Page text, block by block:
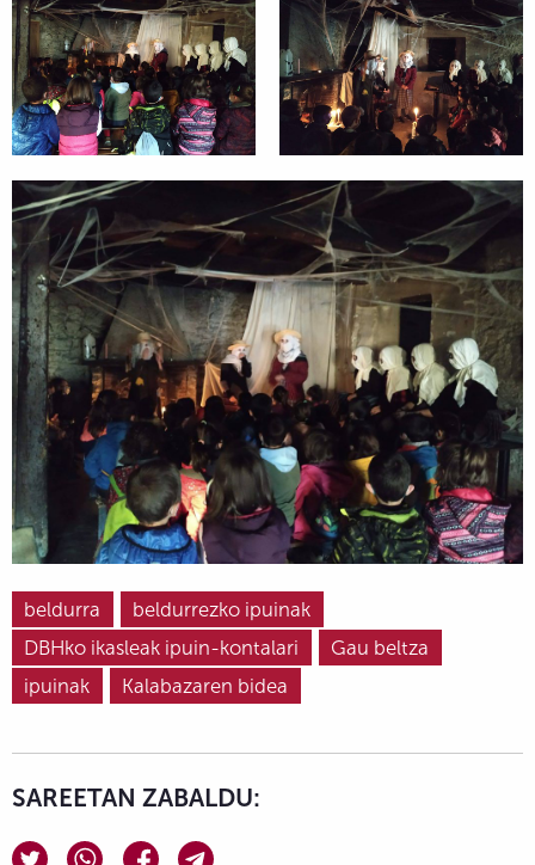
beldurra
beldurrezko ipuinak
DBHko ikasleak ipuin-kontalari
Gau beltza
ipuinak
Kalabazaren bidea
SAREETAN ZABALDU: